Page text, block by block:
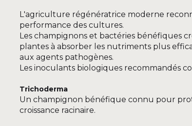
L'agriculture régénératrice moderne
performance des cultures.
Les champignons et bactéries bénéfiques
plantes à absorber les nutriments plus
aux agents pathogènes.
Les inoculants biologiques recommandés
Trichoderma
Un champignon bénéfique connu pour
croissance racinaire.